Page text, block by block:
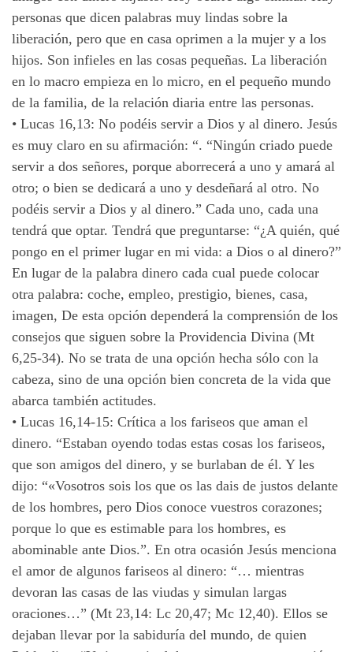
personas que dicen palabras muy lindas sobre la
liberación, pero que en casa oprimen a la mujer y a los
hijos. Son infieles en las cosas pequeñas. La liberación
en lo macro empieza en lo micro, en el pequeño mundo
de la familia, de la relación diaria entre las personas.
• Lucas 16,13: No podéis servir a Dios y al dinero. Jesús
es muy claro en su afirmación: “. “Ningún criado puede
servir a dos señores, porque aborrecerá a uno y amará al
otro; o bien se dedicará a uno y desdeñará al otro. No
podéis servir a Dios y al dinero.” Cada uno, cada una
tendrá que optar. Tendrá que preguntarse: “¿A quién, qué
pongo en el primer lugar en mi vida: a Dios o al dinero?”
En lugar de la palabra dinero cada cual puede colocar
otra palabra: coche, empleo, prestigio, bienes, casa,
imagen, De esta opción dependerá la comprensión de los
consejos que siguen sobre la Providencia Divina (Mt
6,25-34). No se trata de una opción hecha sólo con la
cabeza, sino de una opción bien concreta de la vida que
abarca también actitudes.
• Lucas 16,14-15: Crítica a los fariseos que aman el
dinero. “Estaban oyendo todas estas cosas los fariseos,
que son amigos del dinero, y se burlaban de él. Y les
dijo: “«Vosotros sois los que os las dais de justos delante
de los hombres, pero Dios conoce vuestros corazones;
porque lo que es estimable para los hombres, es
abominable ante Dios.”. En otra ocasión Jesús menciona
el amor de algunos fariseos al dinero: “… mientras
devoran las casas de las viudas y simulan largas
oraciones…” (Mt 23,14: Lc 20,47; Mc 12,40). Ellos se
dejaban llevar por la sabiduría del mundo, de quien